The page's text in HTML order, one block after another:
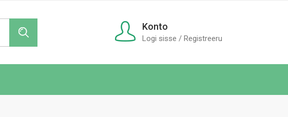
Konto
Logi sisse / Registreeru